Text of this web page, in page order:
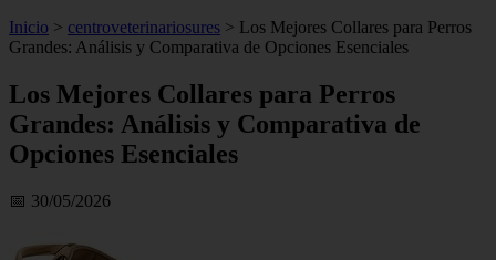
Inicio > centroveterinariosures > Los Mejores Collares para Perros
Grandes: Análisis y Comparativa de Opciones Esenciales
Los Mejores Collares para Perros
Grandes: Análisis y Comparativa de
Opciones Esenciales
📅 30/05/2026